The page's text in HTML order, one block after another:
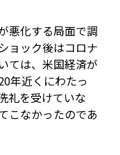
悪化する局面で調
ョック後はコロナ
ては、米国経済が
年近くにわたっ
礼を受けていな
こなかったのであ